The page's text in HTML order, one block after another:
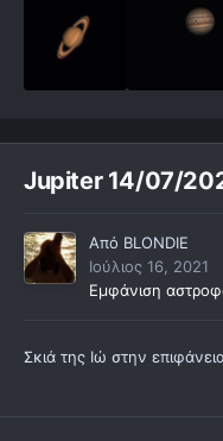
Jupiter 14/07/
Από BLONDIE
Ιούλιος 16, 2021
Εμφάνιση
Σκιά της Ιώ στην